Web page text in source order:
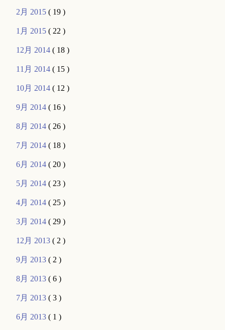
2月 2015( 19 )
1月 2015( 22 )
12月 2014( 18 )
11月 2014( 15 )
10月 2014( 12 )
9月 2014( 16 )
8月 2014( 26 )
7月 2014( 18 )
6月 2014( 20 )
5月 2014( 23 )
4月 2014( 25 )
3月 2014( 29 )
12月 2013( 2 )
9月 2013( 2 )
8月 2013( 6 )
7月 2013( 3 )
6月 2013( 1 )